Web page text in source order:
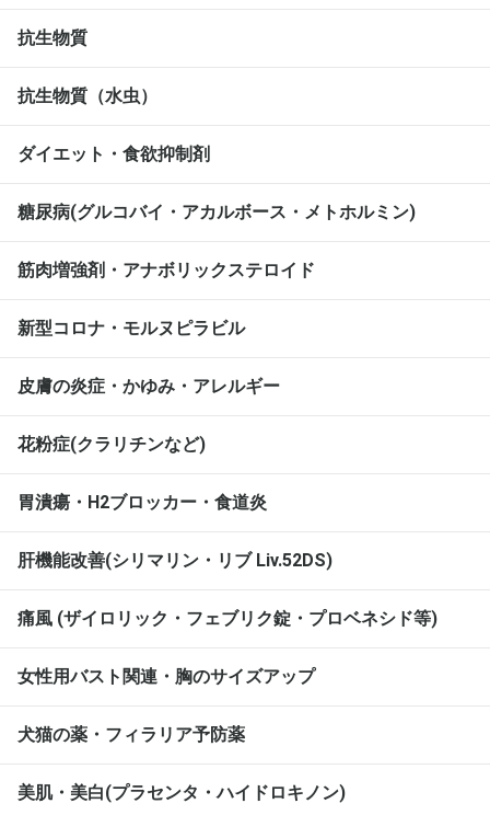
抗生物質
抗生物質（水虫）
ダイエット・食欲抑制剤
糖尿病(グルコバイ・アカルボース・メトホルミン)
筋肉増強剤・アナボリックステロイド
新型コロナ・モルヌピラビル
皮膚の炎症・かゆみ・アレルギー
花粉症(クラリチンなど)
胃潰瘍・H2ブロッカー・食道炎
肝機能改善(シリマリン・リブ Liv.52DS)
痛風 (ザイロリック・フェブリク錠・プロベネシド等)
女性用バスト関連・胸のサイズアップ
犬猫の薬・フィラリア予防薬
美肌・美白(プラセンタ・ハイドロキノン)